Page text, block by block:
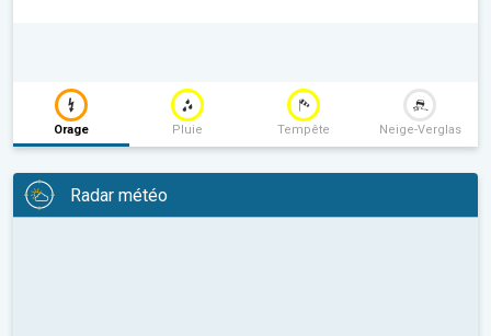
Orage Pluie Tempête Neige-Verglas
Radar météo